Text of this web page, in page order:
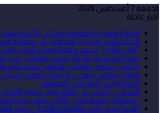
الجمعة 7 أغسطس 2026
أخبار عاجلة
النقابة المغربية المهنية لمبدعي
الاعلام الإسبانية يثير المخاوف من مطالبة
“الفن والراي” يختتم رحلته البصرية: الفنان
بعد أزمة سبتة.. الجزائر تحشد مهاجرين من
مكناس تحتضن المنتدى الخامس للاستثمار
مصدر حكومي مغربي: لا يمكن لقاض إسباني
أوروبا ليست الفردوس المفقود..
العمارتي: تأملات في واقع ومآل حماية اللاجئين بعد مرور 75 سنة على اعتماد الأمم المتحدة
برشلونة يضع المغربي أوناحي نصب عينيه
لقجع يشيد بقرار إنفانتينو ويؤكد أن برامج